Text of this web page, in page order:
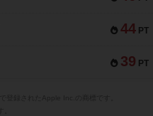
44 PT
39 PT